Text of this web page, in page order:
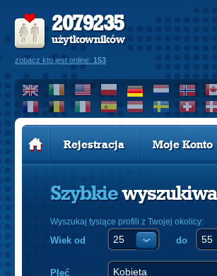
2079235
użytkowników
zobacz kto jest online: 153
Rejestracja Moje Konto
Szybkie
Wyszukaj tysiące profili z Twojej okolicy:
Wiek od do
Płeć